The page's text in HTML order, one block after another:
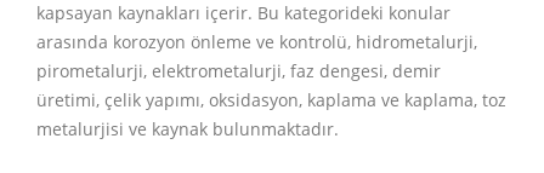
kapsayan kaynakları içerir. Bu kategorideki konular
arasında korozyon önleme ve kontrolü, hidrometalurji,
pirometalurji, elektrometalurji, faz dengesi, demir
üretimi, çelik yapımı, oksidasyon, kaplama ve kaplama, toz
metalurjisi ve kaynak bulunmaktadır.